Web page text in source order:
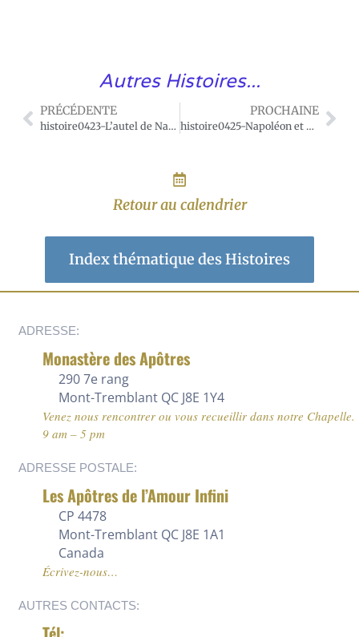
Autres Histoires...
PRÉCÉDENTE
histoire0423-L’autel de Napoléon.
PROCHAINE
histoire0425-Napoléon et Pie VII.
Retour au calendrier
Index thématique des Histoires
ADRESSE:
Monastère des Apôtres
290 7e rang
Mont-Tremblant QC J8E 1Y4
Venez nous rencontrer ou vous recueillir dans notre Chapelle.
9 am – 5 pm
ADRESSE POSTALE:
Les Apôtres de l’Amour Infini
CP 4478
Mont-Tremblant QC J8E 1A1
Canada
Écrivez-nous…
AUTRES CONTACTS: